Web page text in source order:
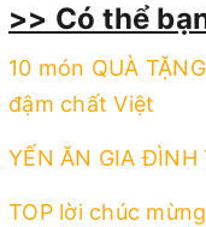
>> Có thể
10 món QUÀ
đậm chất Việt
YẾN ĂN GIA ĐÌNH
TOP lời chúc